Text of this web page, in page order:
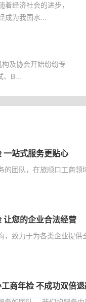
经济社会的进步，
为我国水...
及协会开始纷纷专
B...
一站式服务更贴心
团队，在旅顺口工商
让您的企业合法经营
致力于为各类企业提
商年检 不成功双倍退